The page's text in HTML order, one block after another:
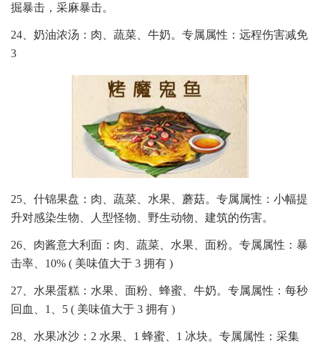
掘暴击，采麻暴击。
24、奶油浓汤：肉、蔬菜、牛奶。专属属性：远程伤害减免
3
25、什锦果盘：肉、蔬菜、水果、蘑菇。专属属性：小幅提
升对感染生物、人型怪物、野生动物、建筑的伤害。
26、肉酱意大利面：肉、蔬菜、水果、面粉。专属属性：暴
击率、10% ( 美味值大于 3 拥有 )
27、水果蛋糕：水果、面粉、蜂蜜、牛奶。专属属性：每秒
回血、1、5 ( 美味值大于 3 拥有 )
28、水果冰沙：2 水果、1 蜂蜜、1 冰块。专属属性：采集